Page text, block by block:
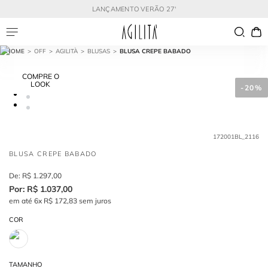
LANÇAMENTO VERÃO 27'
OFF AGILITÀ BLUSAS BLUSA CREPE BABADO
COMPRE O
LOOK
- 20%
172001BL_2116
BLUSA CREPE BABADO
R$ 1.297,00
R$ 1.037,00
em até 6x R$ 172,83 sem juros
COR
TAMANHO